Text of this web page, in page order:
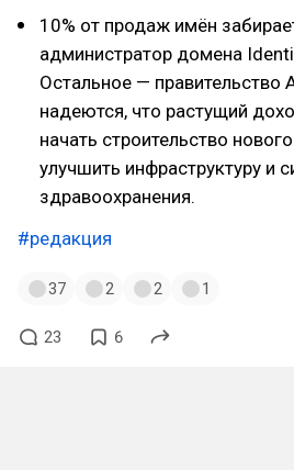
10% от продаж имён
администратор домена
Остальное — правительство
надеются, что растущий
начать строительство
улучшить инфраструктуру и
здравоохранения.
#редакция
37 2 2 1
23 6